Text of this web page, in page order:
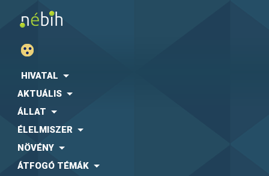
HIVATAL
AKTUÁLIS
ÁLLAT
ÉLELMISZER
NÖVÉNY
ÁTFOGÓ TÉMÁK